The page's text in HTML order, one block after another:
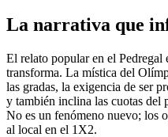
La narrativa que
El relato popular en el Pedregal
transforma. La mística del
las gradas, la exigencia de ser
y también inclina las cuotas del
No es un fenómeno nuevo; los
al local en el 1X2.